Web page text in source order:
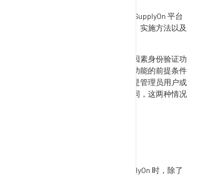
SupplyOn 平台
的双因素身份验证功能的信息、实施方法以及
在此门户中，您可以找到与双因素身份验证功
能相关的信息：为用户实施该功能的前提条件
以及实施步骤。如果您拥有的是管理员用户或
普通用户，这些步骤会有所不同，这两种情况
SupplyOn 时，除了